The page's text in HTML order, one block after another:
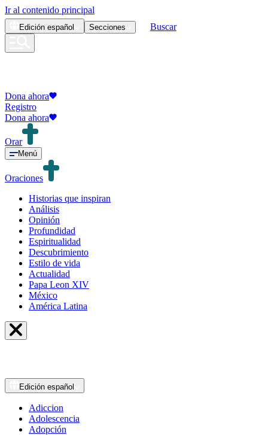
Ir al contenido principal
Edición español Secciones Buscar
Dona ahora
Registro
Dona ahora
Orar
Menú
Oraciones
Historias que inspiran
Análisis
Opinión
Profundidad
Espiritualidad
Descubrimiento
Estilo de vida
Actualidad
Papa Leon XIV
México
América Latina
Edición español
Adiccion
Adolescencia
Adopción